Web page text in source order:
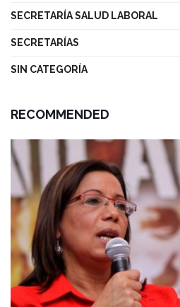
SECRETARÍA SALUD LABORAL
SECRETARÍAS
SIN CATEGORÍA
RECOMMENDED